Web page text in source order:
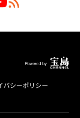
バシーポリシー